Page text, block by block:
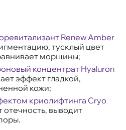
Renew Amber
тусклый цвет
морщины;
концентрат Hyaluron
эффект гладкой,
кожи;
криолифтинга Cryo
отечность, выводит